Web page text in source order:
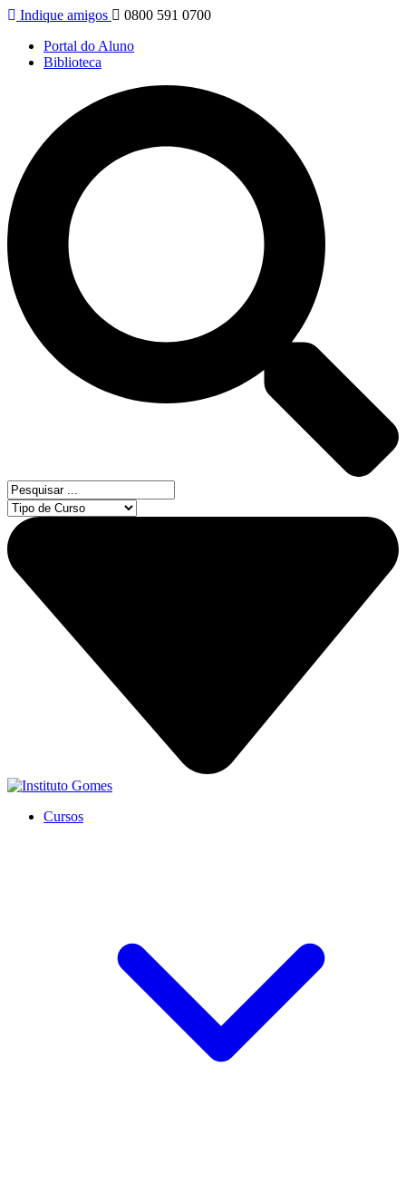
Indique amigos
0800 591 0700
Portal do Aluno
Biblioteca
Cursos